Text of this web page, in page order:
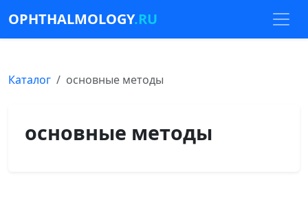
OPHTHALMOLOGY.RU
Каталог основные методы
основные методы